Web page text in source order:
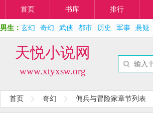
首页 书库 排行
男生： 玄幻 奇幻 武侠 都市 历史 军事 悬疑
天悦小说网
www.xtyxsw.org
首页 奇幻 佣兵与冒险家章节列表